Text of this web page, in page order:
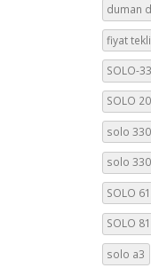
duman
fiyat
SOLO-
SOLO
solo
solo
SOLO
SOLO
solo a3